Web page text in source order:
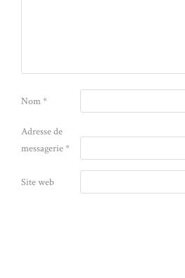
Nom*
Adresse de
messagerie*
Site web